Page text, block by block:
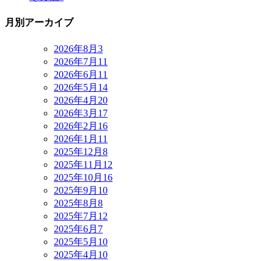
月別アーカイブ
2026年8月 3
2026年7月 11
2026年6月 11
2026年5月 14
2026年4月 20
2026年3月 17
2026年2月 16
2026年1月 11
2025年12月 8
2025年11月 12
2025年10月 16
2025年9月 10
2025年8月 8
2025年7月 12
2025年6月 7
2025年5月 10
2025年4月 10